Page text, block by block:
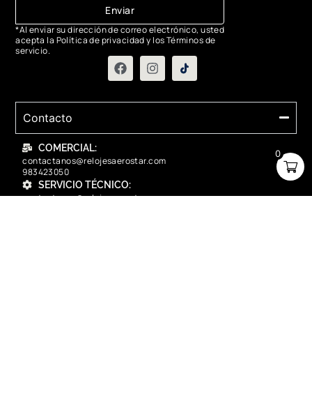
0
Enviar
*Al enviar su dirección de correo electrónico, usted
acepta la Política de privacidad y los Términos de
servicio.
Contacto
COMERCIAL:
contactanos@relojesaerostar.com
983423050
SERVICIO TÉCNICO:
contactanos@relojesaerostar.com